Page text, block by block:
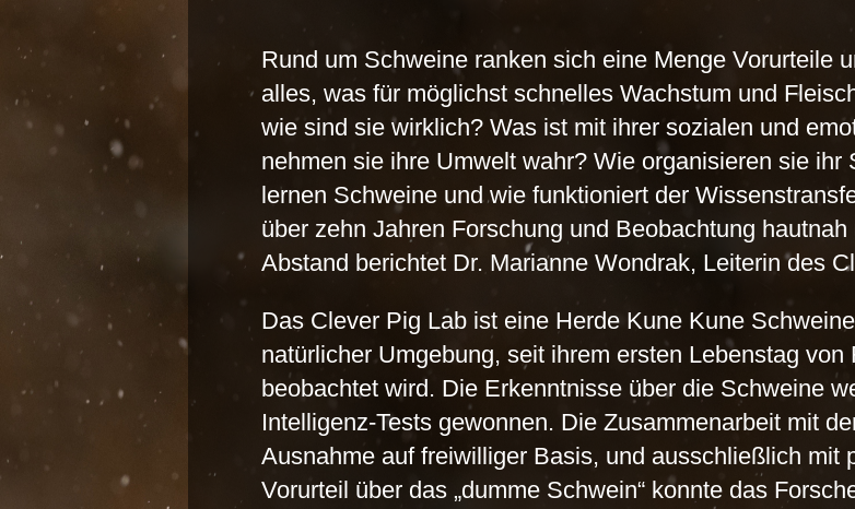
Rund um Schweine ranken sich eine Menge Vorurteile
alles, was für möglichst schnelles Wachstum und
wie sind sie wirklich? Was ist mit ihrer sozialen und
nehmen sie ihre Umwelt wahr? Wie organisieren sie
lernen Schweine und wie funktioniert der
über zehn Jahren Forschung und Beobachtung
Abstand berichtet Dr. Marianne Wondrak, Leiterin des
Das Clever Pig Lab ist eine Herde Kune Kune
natürlicher Umgebung, seit ihrem ersten Lebenstag von
beobachtet wird. Die Erkenntnisse über die Schweine
Intelligenz-Tests gewonnen. Die Zusammenarbeit mit
Ausnahme auf freiwilliger Basis, und ausschließlich mit
Vorurteil über das „dumme Schwein“ konnte das